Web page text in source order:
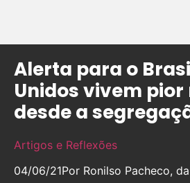
Alerta para o
Unidos vivem
desde a
Artigos e Reflexões
04/06/21Por Ronilso Pacheco,